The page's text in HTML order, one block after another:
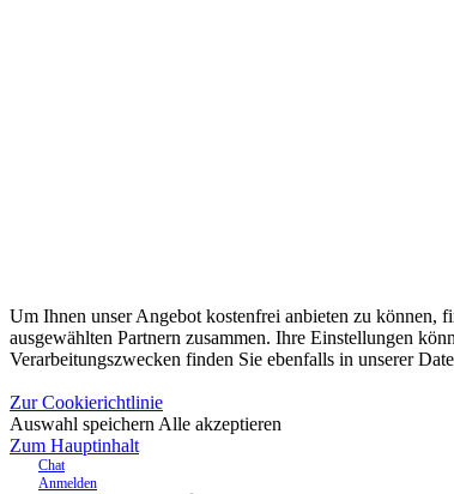
Um Ihnen unser Angebot kostenfrei anbieten zu können,
ausgewählten Partnern zusammen. Ihre Einstellungen
Verarbeitungszwecken finden Sie ebenfalls in unserer
Zur Cookierichtlinie
Auswahl speichern Alle akzeptieren
Zum Hauptinhalt
Chat
Anmelden